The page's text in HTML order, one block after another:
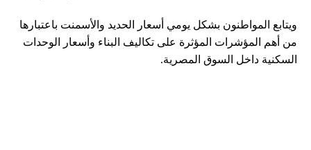
ويتابع المواطنون بشكل يومي أسعار الحديد والأسمنت باعتبارها
من أهم المؤشرات المؤثرة على تكاليف البناء وأسعار الوحدات
السكنية داخل السوق المصرية.